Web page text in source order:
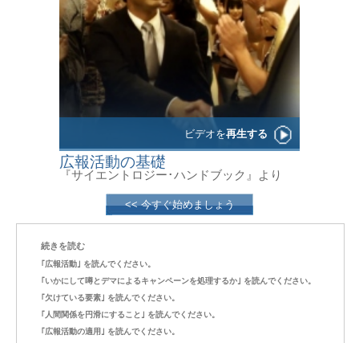
ビデオを再生する
広報活動の基礎
『サイエントロジー･ハンドブック』より
<< 今すぐ始めましょう
続きを読む
｢広報活動｣ を読んでください。
｢いかにして噂とデマによるキャンペーンを処理するか｣ を読んでください。
｢欠けている要素｣ を読んでください。
｢人間関係を円滑にすること｣ を読んでください。
｢広報活動の適用｣ を読んでください。